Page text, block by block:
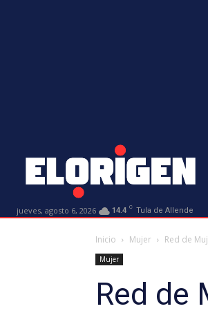
jueves, agosto 6, 2026 14.4 C Tula de Allende
Inicio Mujer Red de
Mujer
Red de